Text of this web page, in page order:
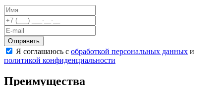
Отправить
Я соглашаюсь с обработкой персональных данных и
политикой конфиденциальности
Преимущества